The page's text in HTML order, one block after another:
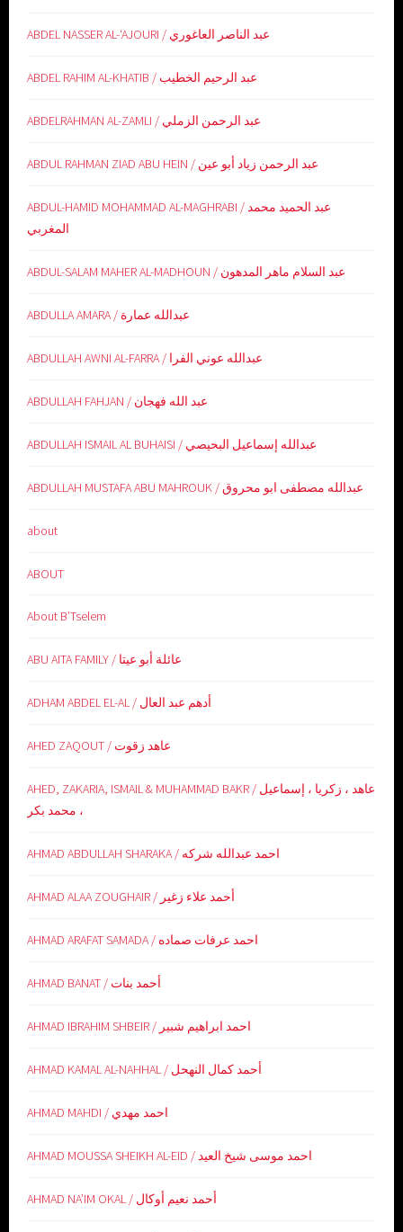
ABDEL NASSER AL-‘AJOURI / عبد الناصر العاغوري
ABDEL RAHIM AL-KHATIB / عبد الرحيم الخطيب
ABDELRAHMAN AL-ZAMLI / عبد الرحمن الزملي
ABDUL RAHMAN ZIAD ABU HEIN / عبد الرحمن زياد أبو عين
ABDUL-HAMID MOHAMMAD AL-MAGHRABI / عبد الحميد محمد
المغربي
ABDUL-SALAM MAHER AL-MADHOUN / عبد السلام ماهر المدهون
ABDULLA AMARA / عبدالله عمارة
ABDULLAH AWNI AL-FARRA / عبدالله عوني الفرا
ABDULLAH FAHJAN / عبد الله فهجان
ABDULLAH ISMAIL AL BUHAISI / عبدالله إسماعيل البحيصي
ABDULLAH MUSTAFA ABU MAHROUK / عبدالله مصطفى ابو محروق
about
ABOUT
About B’Tselem
ABU AITA FAMILY / عائلة أبو عيتا
ADHAM ABDEL EL-AL / أدهم عبد العال
AHED ZAQOUT / عاهد زقوت
AHED, ZAKARIA, ISMAIL & MUHAMMAD BAKR / عاهد ، زكريا ، إسماعيل
، محمد بكر
AHMAD ABDULLAH SHARAKA / احمد عبدالله شركه
AHMAD ALAA ZOUGHAIR / أحمد علاء زغير
AHMAD ARAFAT SAMADA / احمد عرفات صماده
AHMAD BANAT / أحمد بنات
AHMAD IBRAHIM SHBEIR / احمد ابراهيم شبير
AHMAD KAMAL AL-NAHHAL / أحمد كمال النهحل
AHMAD MAHDI / احمد مهدي
AHMAD MOUSSA SHEIKH AL-EID / احمد موسى شيخ العيد
AHMAD NA’IM OKAL / أحمد نعيم أوكال